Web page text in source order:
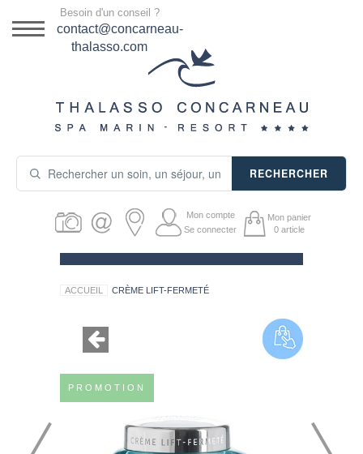
DESTINATION
SÉJOURS THALASSO
PRODUITS COSMÉTIQUES
GUIDE CADEAUX
Besoin d'un conseil ?
contact@concarneau-
thalasso.com
RECHERCHER
Mon compte
Se connecter
Mon panier
0 article
ACCUEIL CRÈME LIFT-FERMETÉ
PROMOTION